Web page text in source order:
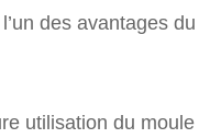
des avantages du
utilisation du moule